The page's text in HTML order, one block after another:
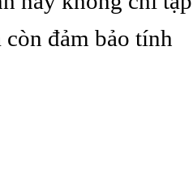
đảm bảo tính